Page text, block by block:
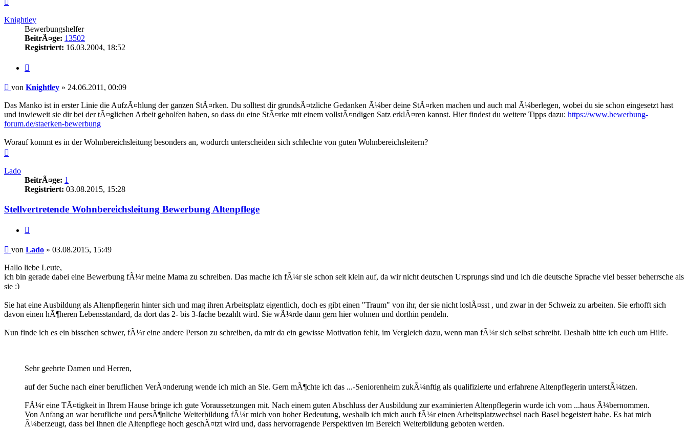
Knightley
Bewerbungshelfer
BeitrÃ¤ge: 13502
Registriert: 16.03.2004, 18:52
Beitrag
von Knightley » 24.06.2011, 00:09
Das Manko ist in erster Linie die AufzÃ¤hlung der ganzen StÃ¤rken. Du solltest dir grundsÃ¤tzliche Gedanken Ã¼ber deine StÃ¤rken machen und auch mal Ã¼berlegen, wobei du sie schon eingesetzt hast
und inwieweit sie dir bei der tÃ¤glichen Arbeit geholfen haben, so dass du eine StÃ¤rke mit einem vollstÃ¤ndigen Satz erklÃ¤ren kannst. Hier findest du weitere Tipps dazu: https://www.bewerbung-
forum.de/staerken-bewerbung
Worauf kommt es in der Wohnbereichsleitung besonders an, wodurch unterscheiden sich schlechte von guten Wohnbereichsleitern?
Lado
BeitrÃ¤ge: 1
Registriert: 03.08.2015, 15:28
Stellvertretende Wohnbereichsleitung Bewerbung Altenpflege
Beitrag
von Lado » 03.08.2015, 15:49
Hallo liebe Leute,
ich bin gerade dabei eine Bewerbung fÃ¼r meine Mama zu schreiben. Das mache ich fÃ¼r sie schon seit klein auf, da wir nicht deutschen Ursprungs sind und ich die deutsche Sprache viel besser beherrsche als
sie
Sie hat eine Ausbildung als Altenpflegerin hinter sich und mag ihren Arbeitsplatz eigentlich, doch es gibt einen "Traum" von ihr, der sie nicht loslÃ¤sst , und zwar in der Schweiz zu arbeiten. Sie erhofft sich
davon einen hÃ¶heren Lebensstandard, da dort das 2- bis 3-fache bezahlt wird. Sie wÃ¼rde dann gern hier wohnen und dorthin pendeln.
Nun finde ich es ein bisschen schwer, fÃ¼r eine andere Person zu schreiben, da mir da ein gewisse Motivation fehlt, im Vergleich dazu, wenn man fÃ¼r sich selbst schreibt. Deshalb bitte ich euch um Hilfe.
Sehr geehrte Damen und Herren,
auf der Suche nach einer beruflichen VerÃ¤nderung wende ich mich an Sie. Gern mÃ¶chte ich das ...-Seniorenheim zukÃ¼nftig als qualifizierte und erfahrene Altenpflegerin unterstÃ¼tzen.
FÃ¼r eine TÃ¤tigkeit in Ihrem Hause bringe ich gute Voraussetzungen mit. Nach einem guten Abschluss der Ausbildung zur examinierten Altenpflegerin wurde ich vom ...haus Ã¼bernommen.
Von Anfang an war berufliche und persÃ¶nliche Weiterbildung fÃ¼r mich von hoher Bedeutung, weshalb ich mich auch fÃ¼r einen Arbeitsplatzwechsel nach Basel begeistert habe. Es hat mich
Ã¼berzeugt, dass bei Ihnen die Altenpflege hoch geschÃ¤tzt wird und, dass hervorragende Perspektiven im Bereich Weiterbildung geboten werden.